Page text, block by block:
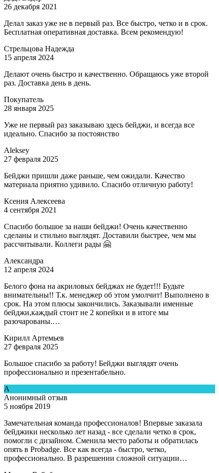
26 декабря 2021
Делал заказ уже не в первый раз. Все быстро, четко и в срок.
Бесплатная оперативная доставка. Всем рекомендую!
Стрельцова Надежда
15 апреля 2024
Делают очень быстро и качественно. Обращаюсь уже второй
раз. Доставка день в день.
Покупатель
28 января 2025
Уже не первый раз заказываю здесь бейджи, и всегда все
идеально. Спасибо за постоянство
Aleksey
27 февраля 2025
Бейджи пришли даже раньше, чем ожидали. Качество
материала приятно удивило. Спасибо отличную работу!
Ксения Алексеева
4 сентября 2021
Спасибо большое за наши бейджи! Очень качественно
сделаны и стильно выглядят. Доставили быстрее, чем мы
рассчитывали. Коллеги рады 🤗
Александра
12 апреля 2024
Белого фона на акриловых бейджах не будет!!! Будьте
внимательны!! Т.к. менеджер об этом умолчит! Выполнено в
срок. На этом плюсы закончились. Заказывали именные
бейджи,каждый стоит не 2 копейки и в итоге мы
разочарованы.…
Кирилл Артемьев
27 февраля 2025
Большое спасибо за работу! Бейджи выглядят очень
профессионально и презентабельно.
А
Анонимный отзыв
5 ноября 2019
Замечательная команда профессионалов! Впервые заказала
бейджики несколько лет назад - все сделали четко в срок,
помогли с дизайном. Сменила место работы и обратилась
опять в Рrobadge. Все как всегда - быстро, четко,
профессионально. В разрешении сложной ситуации…